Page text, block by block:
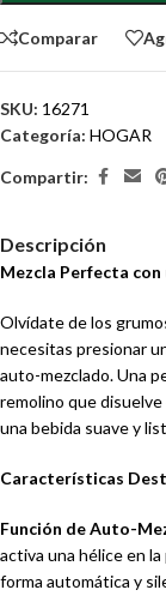
Comparar
SKU: 16271
Categoría: HOGAR
Compartir:
Descripción
Mezcla Perfecta
Olvídate de los
necesitas presionar
auto-mezclado. Una
remolino que
una bebida suave y
Características
Función de Auto-
activa una hélice en
forma automática y